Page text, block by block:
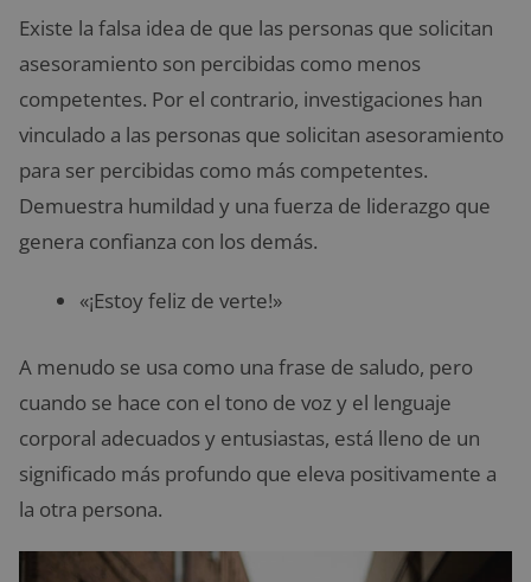
Existe la falsa idea de que las personas que solicitan
asesoramiento son percibidas como menos
competentes. Por el contrario, investigaciones han
vinculado a las personas que solicitan asesoramiento
para ser percibidas como más competentes.
Demuestra humildad y una fuerza de liderazgo que
genera confianza con los demás.
«¡Estoy feliz de verte!»
A menudo se usa como una frase de saludo, pero
cuando se hace con el tono de voz y el lenguaje
corporal adecuados y entusiastas, está lleno de un
significado más profundo que eleva positivamente a
la otra persona.